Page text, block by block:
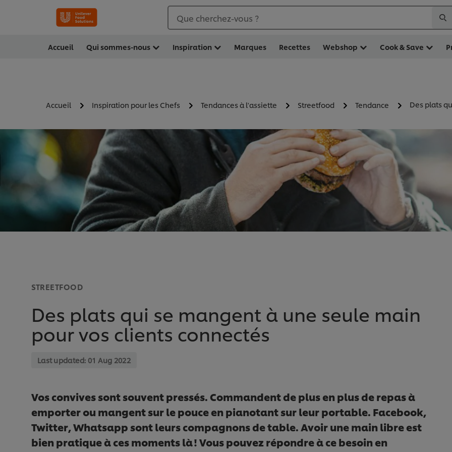
Que cherchez-vous ?
Accueil Qui sommes-nous Inspiration Marques Recettes Webshop Cook & Save
Accueil Inspiration pour les Chefs Tendances à l'assiette Streetfood Tendance Des plats
STREETFOOD
Des plats qui se mangent à une seule main
pour vos clients connectés
Last updated: 01 Aug 2022
Vos convives sont souvent pressés. Commandent de plus en plus de repas à
emporter ou mangent sur le pouce en pianotant sur leur portable. Facebook,
Twitter, Whatsapp sont leurs compagnons de table. Avoir une main libre est
bien pratique à ces moments là ! Vous pouvez répondre à ce besoin en